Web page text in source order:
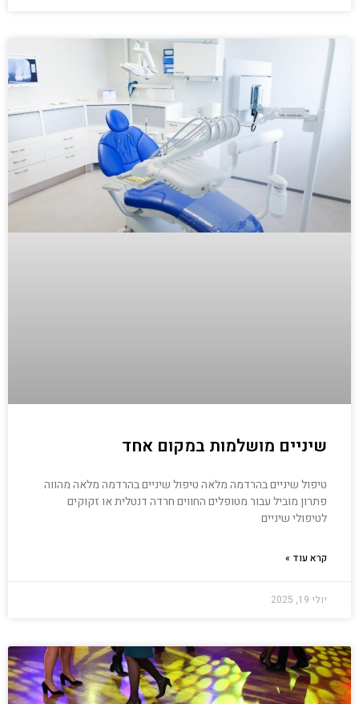
שיניים מושלמות במקום אחד
טיפול שיניים בהרדמה מלאה טיפול שיניים בהרדמה מלאה מהווה
פתרון מוביל עבור מטופלים החווים חרדה דנטלית או זקוקים
לטיפולי שיניים
קרא עוד »
יולי 19, 2025